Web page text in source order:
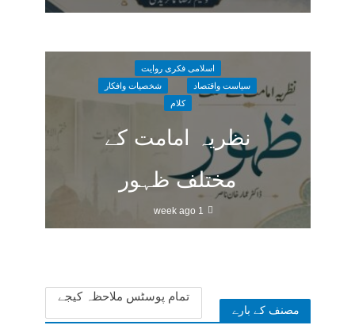
اسلامی فکری روایت
سیاست واقتصاد
شخصیات وافکار
کلام
نظریہ امامت کے
مختلف ظہور
1 week ago
مصنف کے بارے
تمام پوسٹس ملاحظہ کیجے